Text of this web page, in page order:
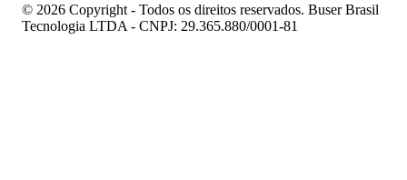
© 2026 Copyright - Todos os direitos reservados. Buser Brasil
Tecnologia LTDA - CNPJ: 29.365.880/0001-81